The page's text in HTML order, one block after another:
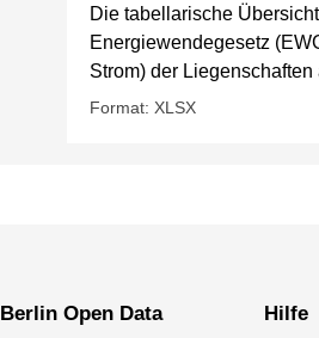
Die tabellarische
Energiewendegesetz
Strom) der Liegenschaften
Format: XLSX
Berlin Open Data Hilfe